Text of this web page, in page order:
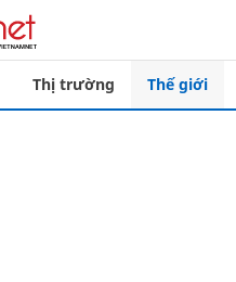
Thị trường Thế giới